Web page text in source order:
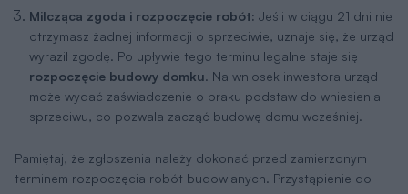
Milcząca zgoda i rozpoczęcie robót: Jeśli w ciągu 21 dni nie
otrzymasz żadnej informacji o sprzeciwie, uznaje się, że urząd
wyraził zgodę. Po upływie tego terminu legalne staje się
rozpoczęcie budowy domku. Na wniosek inwestora urząd
może wydać zaświadczenie o braku podstaw do wniesienia
sprzeciwu, co pozwala zacząć budowę domu wcześniej.
Pamiętaj, że zgłoszenia należy dokonać przed zamierzonym
terminem rozpoczęcia robót budowlanych. Przystąpienie do